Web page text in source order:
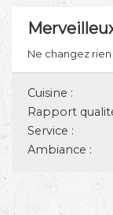
Ne changez
Cuisine :
Rapport
Service :
Ambiance :